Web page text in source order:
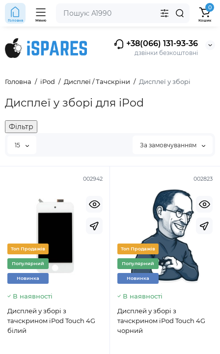
+38(066) 131-93-36
дзвінки безкоштовні
Головна Меню
0
Кошик
Головна iPod Дисплеї / Тачскріни Дисплеї у зборі
Дисплеї у зборі для iPod
Фільтр
15 За замовчуванням
002942
Топ Продажів
Популярний
Новинка
В наявності
Дисплей у зборі з
тачскрином iPod Touch 4G
білий
002823
Топ Продажів
Популярний
Новинка
В наявності
Дисплей у зборі з
тачскрином iPod Touch 4G
чорний